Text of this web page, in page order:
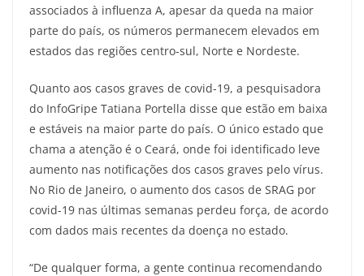
associados à influenza A, apesar da queda na maior
parte do país, os números permanecem elevados em
estados das regiões centro-sul, Norte e Nordeste.
Quanto aos casos graves de covid-19, a pesquisadora
do InfoGripe Tatiana Portella disse que estão em baixa
e estáveis na maior parte do país. O único estado que
chama a atenção é o Ceará, onde foi identificado leve
aumento nas notificações dos casos graves pelo vírus.
No Rio de Janeiro, o aumento dos casos de SRAG por
covid-19 nas últimas semanas perdeu força, de acordo
com dados mais recentes da doença no estado.
“De qualquer forma, a gente continua recomendando